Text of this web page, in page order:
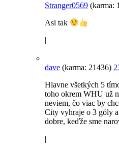
Stranger0569 (karma:
Asi tak
|
dave (karma: 21436)
Hlavne všetkých 5
toho okrem WHU už
neviem, čo viac by
City vyhraje o 3 góly
dobre, keďže sme
|